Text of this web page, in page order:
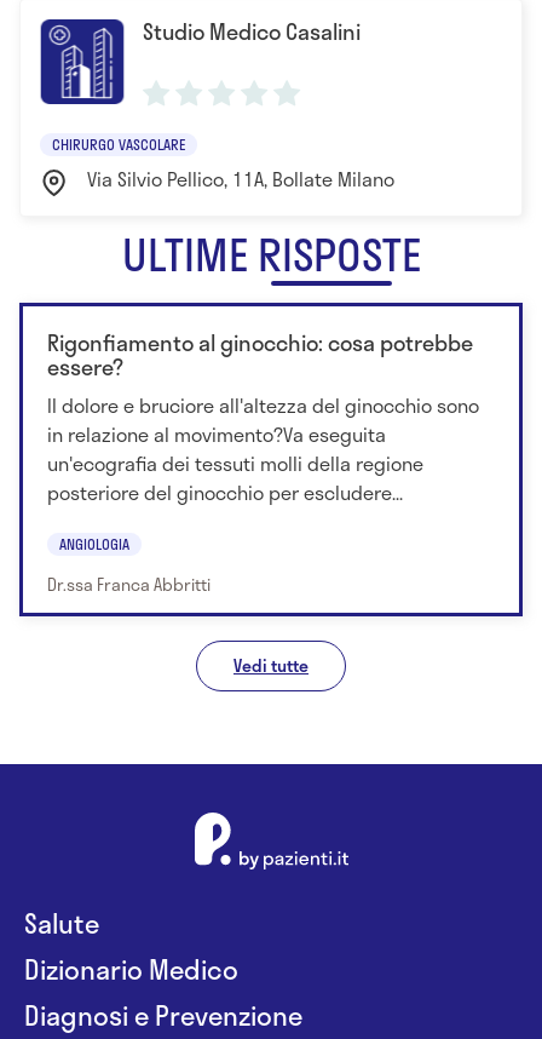
settembre 2010
Docente e relatore a numerosi corsi e convegni di
chirurgia vascolare , linfologia e vulnologia, terapia
compressiva
Studio Medico Casalini
CHIRURGO VASCOLARE
Via Silvio Pellico, 11A, Bollate Milano
ULTIME RISPOSTE
Rigonfiamento al ginocchio: cosa potrebbe
essere?
Il dolore e bruciore all'altezza del ginocchio sono
in relazione al movimento?Va eseguita
un'ecografia dei tessuti molli della regione
posteriore del ginocchio per escludere...
ANGIOLOGIA
Dr.ssa Franca Abbritti
Vedi tutte
Salute
Dizionario Medico
Diagnosi e Prevenzione